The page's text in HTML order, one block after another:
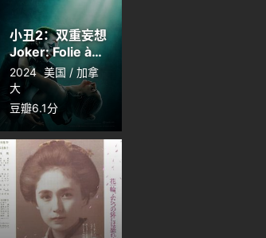
小丑2：双重妄想
Joker: Folie à
Deux
2024 美国 / 加拿
大
豆瓣6.1分